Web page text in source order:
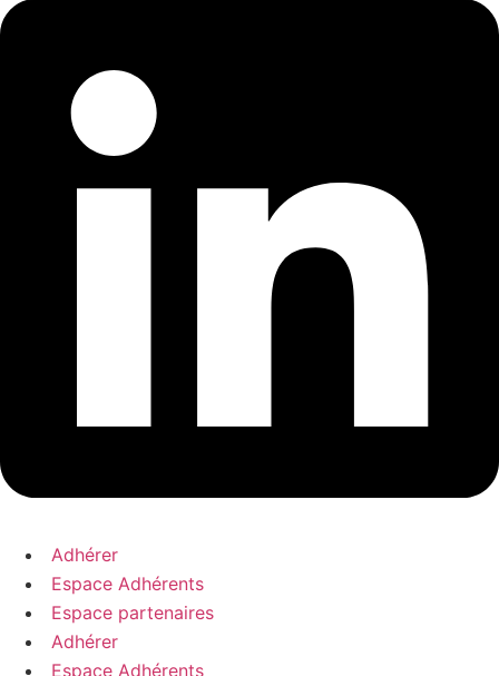
Adhérer
Espace Adhérents
Espace partenaires
Adhérer
Espace Adhérents